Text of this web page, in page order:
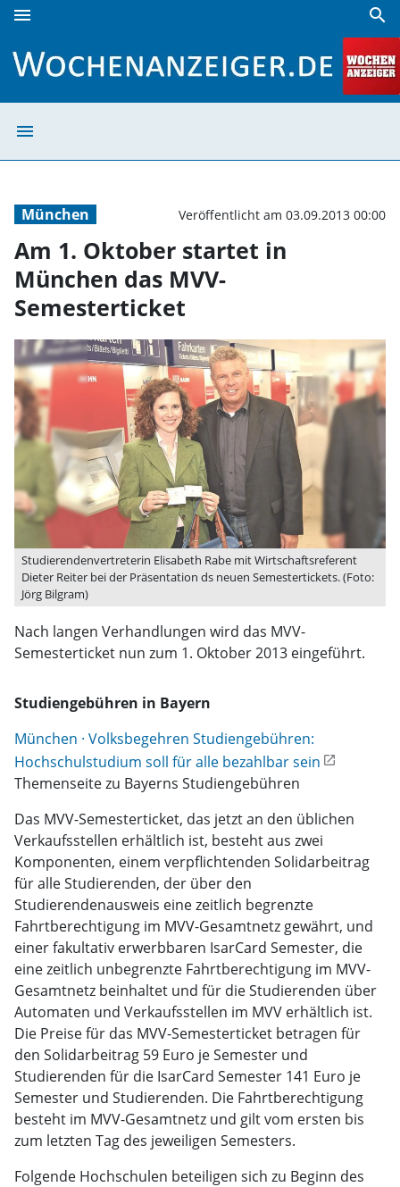
menu search
menu
München Veröffentlicht am 03.09.2013 00:00
Am 1. Oktober startet in
München das MVV-
Semesterticket
Studierendenvertreterin Elisabeth Rabe mit Wirtschaftsreferent
Dieter Reiter bei der Präsentation ds neuen Semestertickets. (Foto:
Jörg Bilgram)
Nach langen Verhandlungen wird das MVV-
Semesterticket nun zum 1. Oktober 2013 eingeführt.
Studiengebühren in Bayern
München · Volksbegehren Studiengebühren:
Hochschulstudium soll für alle bezahlbar sein
Themenseite zu Bayerns Studiengebühren
Das MVV-Semesterticket, das jetzt an den üblichen
Verkaufsstellen erhältlich ist, besteht aus zwei
Komponenten, einem verpflichtenden Solidarbeitrag
für alle Studierenden, der über den
Studierendenausweis eine zeitlich begrenzte
Fahrtberechtigung im MVV-Gesamtnetz gewährt, und
einer fakultativ erwerbbaren IsarCard Semester, die
eine zeitlich unbegrenzte Fahrtberechtigung im MVV-
Gesamtnetz beinhaltet und für die Studierenden über
Automaten und Verkaufsstellen im MVV erhältlich ist.
Die Preise für das MVV-Semesterticket betragen für
den Solidarbeitrag 59 Euro je Semester und
Studierenden für die IsarCard Semester 141 Euro je
Semester und Studierenden. Die Fahrtberechtigung
besteht im MVV-Gesamtnetz und gilt vom ersten bis
zum letzten Tag des jeweiligen Semesters.
Folgende Hochschulen beteiligen sich zu Beginn des